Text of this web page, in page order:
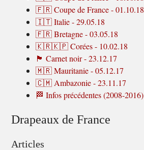
🇫🇷 Coupe de France - 01.10.18
🇮🇹 Italie - 29.05.18
🇫🇷 Bretagne - 03.05.18
🇰🇷🇰🇵 Corées - 10.02.18
🏴 Carnet noir - 23.12.17
🇲🇷 Mauritanie - 05.12.17
🇨🇲 Ambazonie - 23.11.17
🏁 Infos précédentes (2008-2016)
Drapeaux de France
Articles